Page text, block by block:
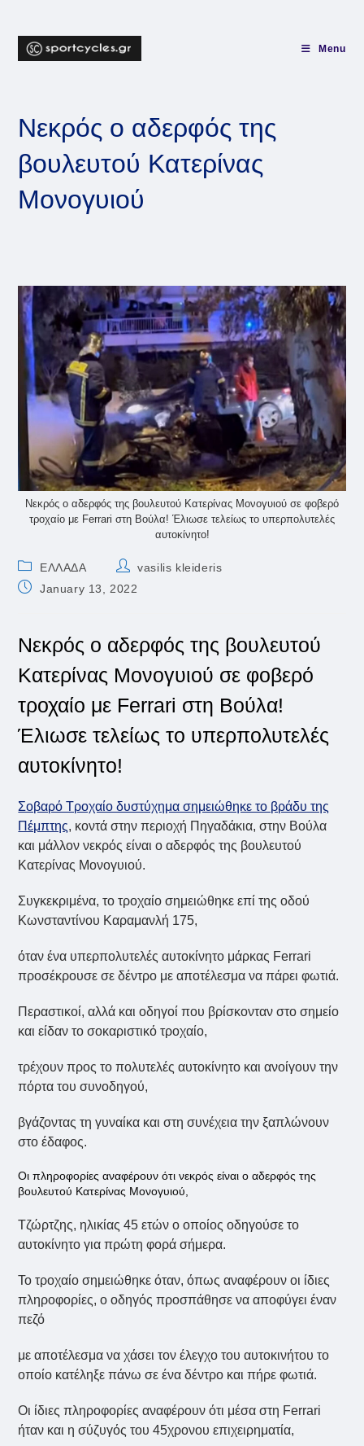
content
Menu
Νεκρός ο αδερφός της
βουλευτού Κατερίνας
Μονογυιού
Νεκρός ο αδερφός της βουλευτού Κατερίνας Μονογυιού σε φοβερό
τροχαίο με Ferrari στη Βούλα! Έλιωσε τελείως το υπερπολυτελές
αυτοκίνητο!
Post
category:
ΕΛΛΑΔΑ
Postvasilis kleideris
PostJanuary 13, 2022
Νεκρός ο αδερφός της βουλευτού
Κατερίνας Μονογυιού σε φοβερό
τροχαίο με Ferrari στη Βούλα!
Έλιωσε τελείως το υπερπολυτελές
αυτοκίνητο!
Σοβαρό Tροχαίο δυστύχημα σημειώθηκε το βράδυ της
Πέμπτης, κοντά στην περιοχή Πηγαδάκια, στην Βούλα
και μάλλον νεκρός είναι ο αδερφός της βουλευτού
Κατερίνας Μονογυιού.
Συγκεκριμένα, το τροχαίο σημειώθηκε επί της οδού
Κωνσταντίνου Καραμανλή 175,
όταν ένα υπερπολυτελές αυτοκίνητο μάρκας Ferrari
προσέκρουσε σε δέντρο με αποτέλεσμα να πάρει φωτιά.
Περαστικοί, αλλά και οδηγοί που βρίσκονταν στο σημείο
και είδαν το σοκαριστικό τροχαίο,
τρέχουν προς το πολυτελές αυτοκίνητο και ανοίγουν την
πόρτα του συνοδηγού,
βγάζοντας τη γυναίκα και στη συνέχεια την ξαπλώνουν
στο έδαφος.
Οι πληροφορίες αναφέρουν ότι νεκρός είναι ο αδερφός της
βουλευτού Κατερίνας Μονογυιού,
Τζώρτζης, ηλικίας 45 ετών ο οποίος οδηγούσε το
αυτοκίνητο για πρώτη φορά σήμερα.
Το τροχαίο σημειώθηκε όταν, όπως αναφέρουν οι ίδιες
πληροφορίες, ο οδηγός προσπάθησε να αποφύγει έναν
πεζό
με αποτέλεσμα να χάσει τον έλεγχο του αυτοκινήτου το
οποίο κατέληξε πάνω σε ένα δέντρο και πήρε φωτιά.
Οι ίδιες πληροφορίες αναφέρουν ότι μέσα στη Ferrari
ήταν και η σύζυγός του 45χρονου επιχειρηματία,